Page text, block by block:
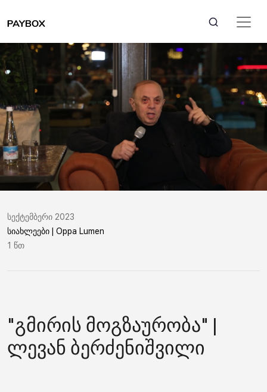
სექტემბერი 2023
სიახლეები | Oppa Lumen
1 წთ
"გმირის მოგზაურობა" |
ლევან ბერძენიშვილი